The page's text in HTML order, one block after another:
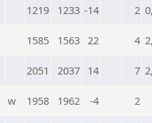
1219 1233 -14 2
1585 1563 22 4
2051 2037 14 7
w 1958 1962 -4 2